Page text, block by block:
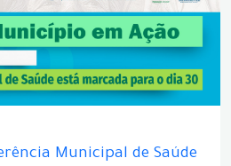
Municipal de Saúde